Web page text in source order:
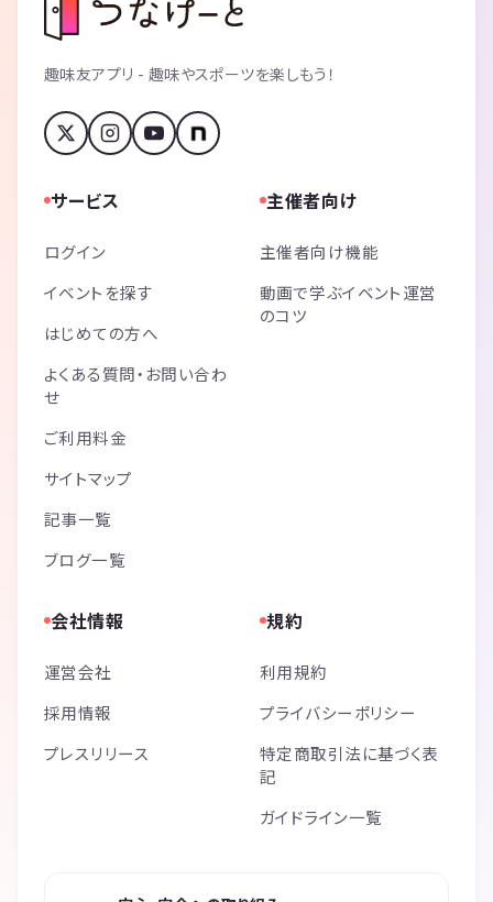
趣味友アプリ - 趣味やスポーツを楽しもう！
サービス
ログイン
イベントを探す
はじめての方へ
よくある質問・お問い合わ
せ
ご利用料金
サイトマップ
記事一覧
ブログ一覧
主催者向け
主催者向け機能
動画で学ぶイベント運営
のコツ
会社情報
運営会社
採用情報
プレスリリース
規約
利用規約
プライバシーポリシー
特定商取引法に基づく表
記
ガイドライン一覧